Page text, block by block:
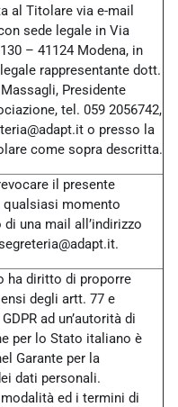
al Titolare via e-mail
sede legale in Via
– 41124 Modena, in
rappresentante dott.
Presidente
tel. 059 2056742,
o presso la
come sopra descritta.
il presente
momento
una mail all’indirizzo
ha diritto di proporre
degli artt. 77 e
ad un’autorità di
per lo Stato italiano è
Garante per la
dati personali.
ed i termini di